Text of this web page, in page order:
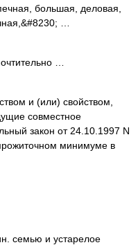
большая, деловая,
…
…
и (или) свойством,
совместное
закон от 24.10.1997 N
минимуме в
семью и устарелое